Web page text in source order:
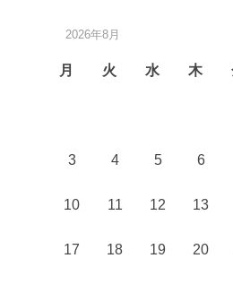
2026年8月
月 火 水 木
3 4 5 6
10 11 12 13
17 18 19 20